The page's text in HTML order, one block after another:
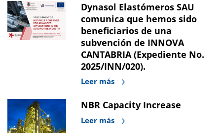
Dynasol Elastómeros SAU
comunica que hemos sido
beneficiarios de una
subvención de INNOVA
CANTABRIA (Expediente No.
2025/INN/020).
Leer más
NBR Capacity Increase
Leer más